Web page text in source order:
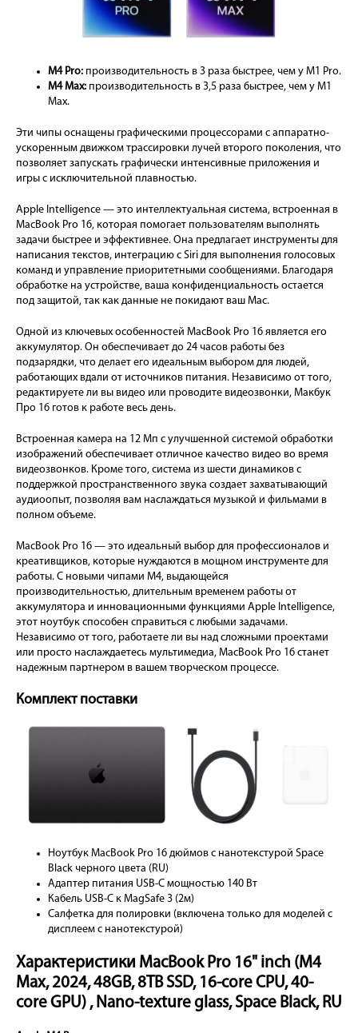
M4 Pro: производительность в 3 раза быстрее, чем у M1 Pro.
M4 Max: производительность в 3,5 раза быстрее, чем у M1
Max.
Эти чипы оснащены графическими процессорами с аппаратно-
ускоренным движком трассировки лучей второго поколения, что
позволяет запускать графически интенсивные приложения и
игры с исключительной плавностью.
Apple Intelligence — это интеллектуальная система, встроенная в
MacBook Pro 16, которая помогает пользователям выполнять
задачи быстрее и эффективнее. Она предлагает инструменты для
написания текстов, интеграцию с Siri для выполнения голосовых
команд и управление приоритетными сообщениями. Благодаря
обработке на устройстве, ваша конфиденциальность остается
под защитой, так как данные не покидают ваш Mac.
Одной из ключевых особенностей MacBook Pro 16 является его
аккумулятор. Он обеспечивает до 24 часов работы без
подзарядки, что делает его идеальным выбором для людей,
работающих вдали от источников питания. Независимо от того,
редактируете ли вы видео или проводите видеозвонки, Макбук
Про 16 готов к работе весь день.
Встроенная камера на 12 Мп с улучшенной системой обработки
изображений обеспечивает отличное качество видео во время
видеозвонков. Кроме того, система из шести динамиков с
поддержкой пространственного звука создает захватывающий
аудиоопыт, позволяя вам наслаждаться музыкой и фильмами в
полном объеме.
MacBook Pro 16 — это идеальный выбор для профессионалов и
креативщиков, которые нуждаются в мощном инструменте для
работы. С новыми чипами M4, выдающейся
производительностью, длительным временем работы от
аккумулятора и инновационными функциями Apple Intelligence,
этот ноутбук способен справиться с любыми задачами.
Независимо от того, работаете ли вы над сложными проектами
или просто наслаждаетесь мультимедиа, MacBook Pro 16 станет
надежным партнером в вашем творческом процессе.
Комплект поставки
Ноутбук MacBook Pro 16 дюймов с нанотекстурой Space
Black черного цвета (RU)
Адаптер питания USB-C мощностью 140 Вт
Кабель USB-C к MagSafe 3 (2м)
Салфетка для полировки (включена только для моделей с
дисплеем с нанотекстурой)
Характеристики MacBook Pro 16" inch (M4
Max, 2024, 48GB, 8TB SSD, 16-core CPU, 40-
core GPU) , Nano-texture glass, Space Black, RU